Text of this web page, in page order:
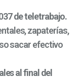
37 de teletrabajo.
zapaterías,
sacar efectivo
al final del